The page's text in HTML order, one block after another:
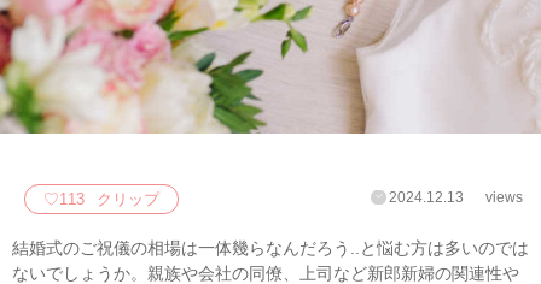
♡113 クリップ 2024.12.13 views
結婚式のご祝儀の相場は一体幾らなんだろう..と悩む方は多いのでは
ないでしょうか。親族や会社の同僚、上司など新郎新婦の関連性や